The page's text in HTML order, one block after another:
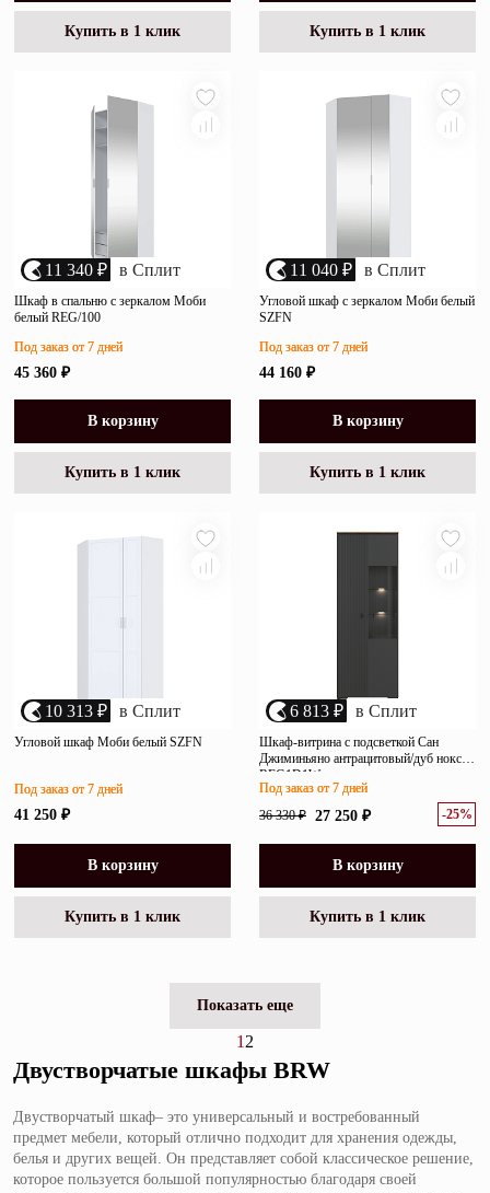
Купить в 1 клик Купить в 1 клик
11 340 ₽ в Сплит
Шкаф в спальню с зеркалом Моби
белый REG/100
45 360 ₽
Под заказ от 7 дней
В корзину
Купить в 1 клик
11 040 ₽ в Сплит
Угловой шкаф с зеркалом Моби белый
SZFN
44 160 ₽
Под заказ от 7 дней
В корзину
Купить в 1 клик
10 313 ₽ в Сплит
Угловой шкаф Моби белый SZFN
41 250 ₽
Под заказ от 7 дней
В корзину
Купить в 1 клик
6 813 ₽ в Сплит
Шкаф-витрина с подсветкой Сан
Джиминьяно антрацитовый/дуб нокс
REG1D1W
36 330 ₽ 27 250 ₽ -25%
Под заказ от 7 дней
В корзину
Купить в 1 клик
Показать еще
1 2
Двустворчатые шкафы BRW
Двустворчатый шкаф– это универсальный и востребованный
предмет мебели, который отлично подходит для хранения одежды,
белья и других вещей. Он представляет собой классическое решение,
которое пользуется большой популярностью благодаря своей